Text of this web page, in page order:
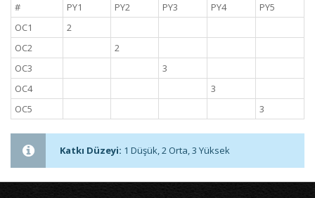
# PY1 PY2 PY3 PY4
PY5
OC1
2
OC2
2
OC3
3
OC4
3
OC5
3
Katkı Düzeyi: 1 Düşük, 2 Orta, 3 Yüksek